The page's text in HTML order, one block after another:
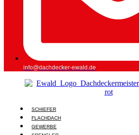
info@dachdecker-ewald.de
SCHIEFER
FLACHDACH
GEWERBE